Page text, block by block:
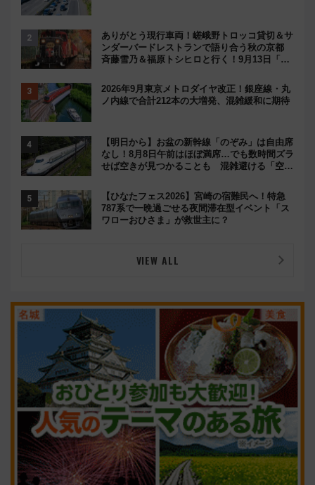
ありがとう現行車両！嵯峨野トロッコ貸切＆サ
ンダーバードレストランで語り合う秋の京都
斉藤雪乃＆福原トシヒロと行く！9月13日「京
2026年9月東京メトロダイヤ改正！銀座線・丸
ノ内線で合計212本の大増発、混雑緩和に期待
【明日から】お盆の新幹線「のぞみ」は自由席
なし！8月8日午前はほぼ満席…でも数時間ズラ
せば空きが見つかることも 混雑避ける「空
【ひなたフェス2026】宮崎の宿難民へ！特急
787系で一晩過ごせる夜間滞在型イベント「ス
ワローおひさま」が救世主に？
VIEW ALL